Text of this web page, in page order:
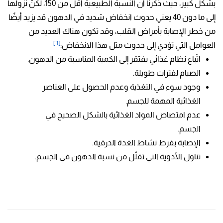
بشكل كبير، حيث ذكرنا أنّ النسبة الطبيعية أقل من 150، لكنّ نزولها
إلى ما دون 40 يعني حدوث انخفاض شديد في الدهون قد يزيد أيضًا
من خطر الإصابة بأمراض القلب، وقد تكون هناك العديد من
العوامل التي تؤدي إلى حدوث مثل هذا الانخفاض:[٦]
اتّباع نظام غذائي يفتقر إلى الكمية المناسبة من الدهون.
الصيام لفترات طويلة.
وجود سوء في التغذية وعدم الحصول على العناصر
الغذائية المهمة للجسم.
عدم امتصاص المواد الغذائية بالشكل الصحيح في
الجسم.
الإصابة بفرط نشاط الغدة الدرقية.
تناول الأدوية التي تقلّل من نسبة الدهون في الجسم.